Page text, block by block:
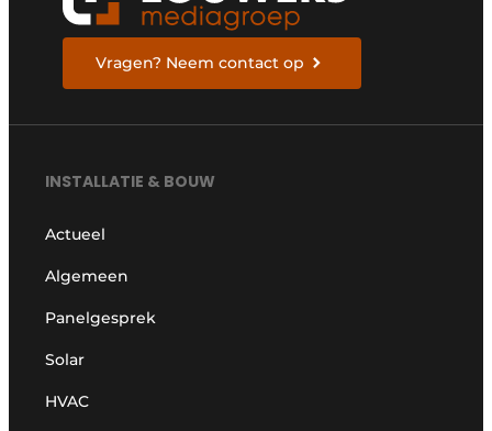
Vragen? Neem contact op
INSTALLATIE & BOUW
Actueel
Algemeen
Panelgesprek
Solar
HVAC